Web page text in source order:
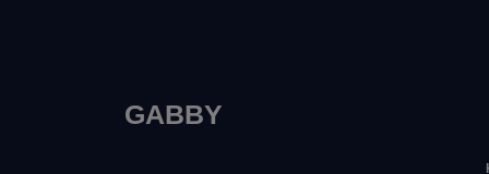
GABBY